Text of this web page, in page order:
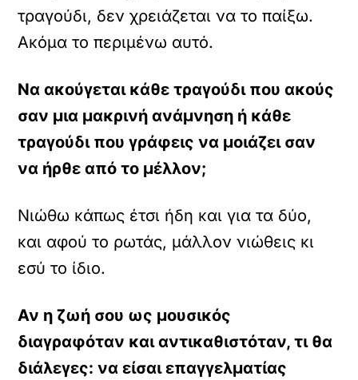
τραγούδι, δεν χρειάζεται να το παίξω.
Ακόμα το περιμένω αυτό.
Να ακούγεται κάθε τραγούδι που ακούς
σαν μια μακρινή ανάμνηση ή κάθε
τραγούδι που γράφεις να μοιάζει σαν
να ήρθε από το μέλλον;
Νιώθω κάπως έτσι ήδη και για τα δύο,
και αφού το ρωτάς, μάλλον νιώθεις κι
εσύ το ίδιο.
Αν η ζωή σου ως μουσικός
διαγραφόταν και αντικαθιστόταν, τι θα
διάλεγες: να είσαι επαγγελματίας